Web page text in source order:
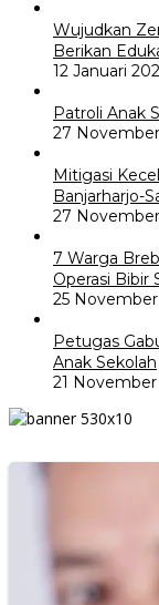
Wujudkan
Berikan
12 Januari
Patroli Anak
27
Mitigasi
Banjarharjo-
27
7 Warga
Operasi Bibir
25
Petugas
Anak Sekolah
21